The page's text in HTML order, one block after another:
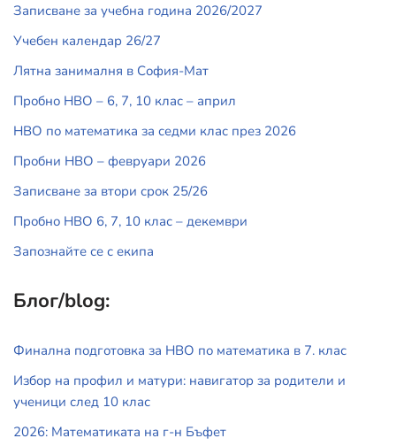
Записване за учебна година 2026/2027
Учебен календар 26/27
Лятна занималня в София-Мат
Пробно НВО – 6, 7, 10 клас – април
НВО по математика за седми клас през 2026
Пробни НВО – февруари 2026
Записване за втори срок 25/26
Пробно НВО 6, 7, 10 клас – декември
Запознайте се с екипа
Блог/blog:
Финална подготовка за НВО по математика в 7. клас
Избор на профил и матури: навигатор за родители и
ученици след 10 клас
2026: Математиката на г-н Бъфет